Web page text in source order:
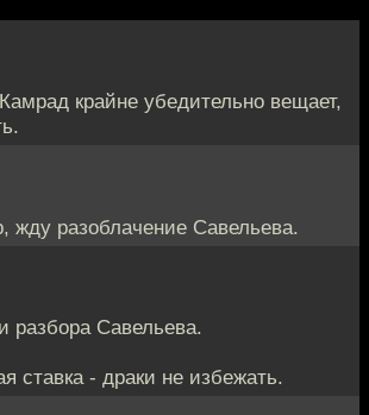
крайне убедительно вещает,
жду разоблачение Савельева.
разбора Савельева.
ставка - драки не избежать.